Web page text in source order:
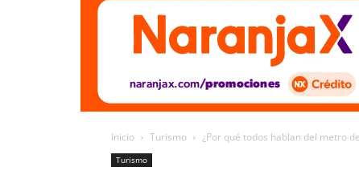
Inicio Turismo ¿Por qué todos hablan del metro
Turismo